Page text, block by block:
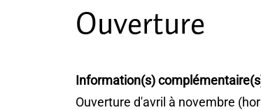
Ouverture
Information(s)
Ouverture d'avril à novembre